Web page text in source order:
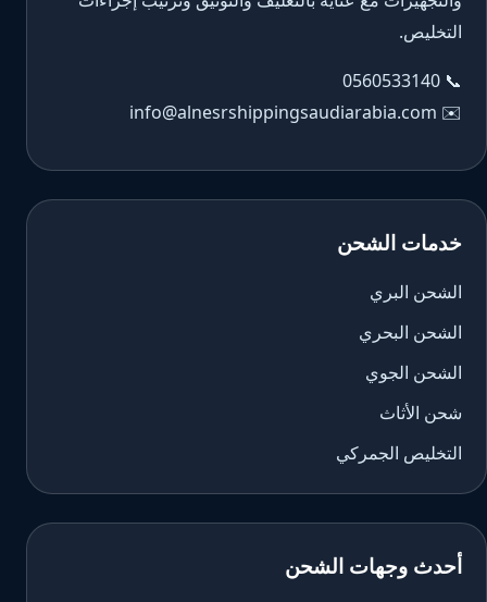
التخليص.
📞
0560533140
✉️
info@alnesrshippingsaudiarabia.com
خدمات الشحن
الشحن البري
الشحن البحري
الشحن الجوي
شحن الأثاث
التخليص الجمركي
أحدث وجهات الشحن